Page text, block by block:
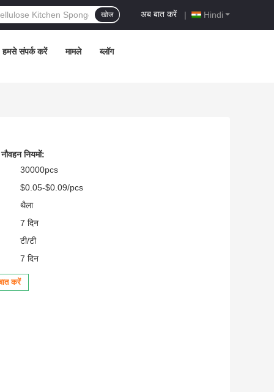
Hindi
अब बात करें |
खोज
हमसे संपर्क करें मामले ब्लॉग
नियमों:
30000pcs
$0.05-$0.09/pcs
थैला
7 दिन
टी/टी
7 दिन
करें